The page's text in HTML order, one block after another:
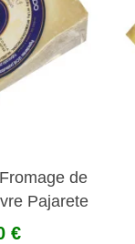
de
Pajarete
€